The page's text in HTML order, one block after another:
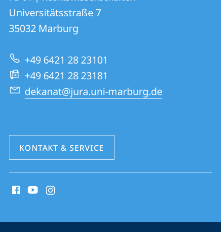
und
Informationen
zur
Website
FB
01
|
Rechtswissenschaften
Universitätsstraße 7
35032 Marburg
+49 6421 28 23101
+49 6421 28 23181
dekanat@jura.uni-marburg.de
KONTAKT & SERVICE
Media